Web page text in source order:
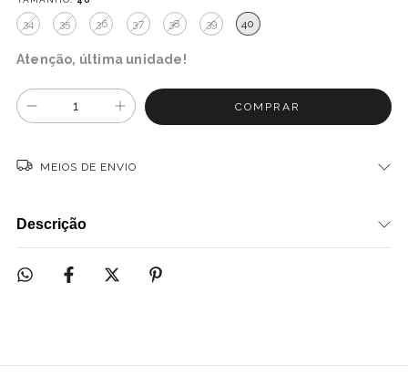
34 35 36 37 38 39 40
Atenção, última unidade!
MEIOS DE ENVIO
Descrição